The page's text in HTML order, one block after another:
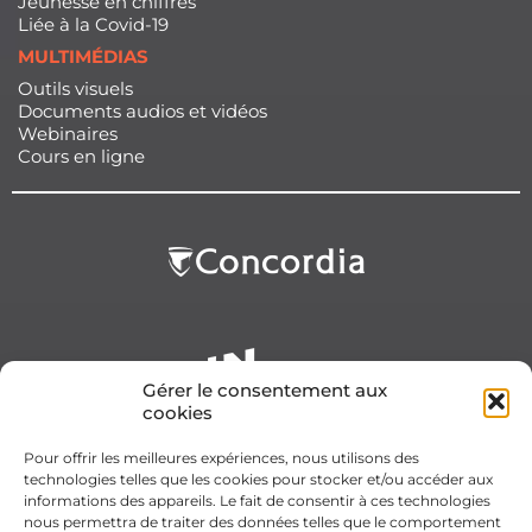
Gérer le consentement aux
cookies
Pour offrir les meilleures expériences, nous utilisons des
technologies telles que les cookies pour stocker et/ou accéder aux
informations des appareils. Le fait de consentir à ces technologies
nous permettra de traiter des données telles que le comportement
Liée à la Covid-19
MULTIMÉDIAS
Outils visuels
Documents audios et vidéos
Webinaires
Cours en ligne